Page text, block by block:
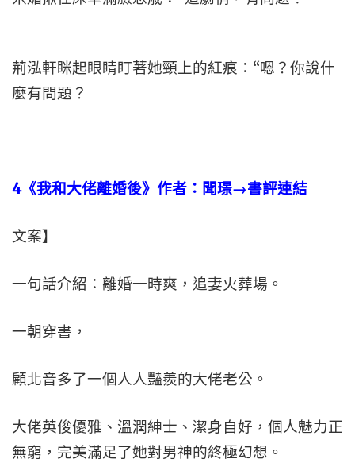
荊泓軒眯起眼睛盯著她頸上的紅痕：“嗯？你說什
麼有問題？
4《我和大佬離婚後》作者：聞璟→書評連結
文案】
一句話介紹：離婚一時爽，追妻火葬場。
一朝穿書，
顧北音多了一個人人豔羨的大佬老公。
大佬英俊優雅、溫潤紳士、潔身自好，個人魅力正
無窮，完美滿足了她對男神的終極幻想。